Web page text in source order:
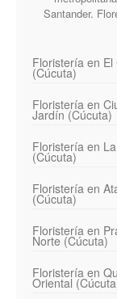
Santander.
Floristería en El
(Cúcuta)
Floristería en
Jardín (Cúcuta)
Floristería en
(Cúcuta)
Floristería en
(Cúcuta)
Floristería en
Norte (Cúcuta)
Floristería en
Oriental